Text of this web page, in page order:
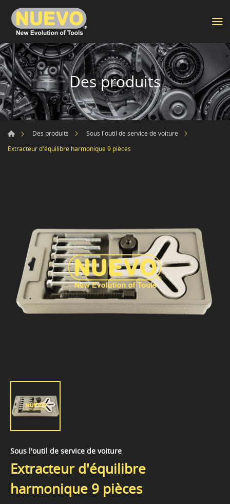
Des produits
Des produits
Sous l'outil de service de voiture
Extracteur d'équilibre harmonique 9 pièces
Sous l'outil de service de voiture
Extracteur d'équilibre
harmonique 9 pièces